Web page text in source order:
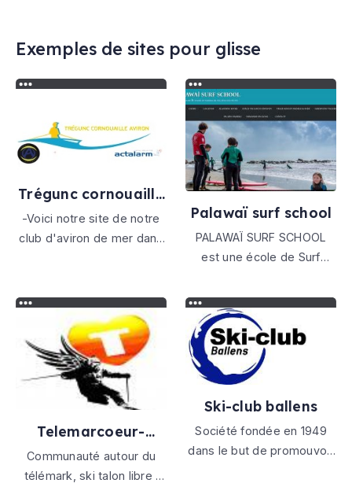
Exemples de sites pour glisse
Trégunc cornouaille
aviron
-Voici notre site de notre
club d'aviron de mer dans
Glénan !!!- Nous sommes
ouverts aux débutants, aux
loisirs et à la compétition,
avec des sorties a thèmes
.
Palawaï surf school
PALAWAÏ SURF SCHOOL
est une école de Surf
les Flots, qui a pour
objectif de faire découvrir
en toute sécurité les
richesses de ce sport
dans des conditions
des particuliers, individuels
o
Telemarcoeur-
telemark
Communauté autour du
télémark, ski talon libre :
Ski-club ballens
Société fondée en 1949
dans le but de promouvoir